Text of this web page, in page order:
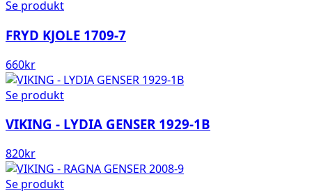
Se produkt
FRYD KJOLE 1709-7
660kr
Se produkt
VIKING - LYDIA GENSER 1929-1B
820kr
Se produkt